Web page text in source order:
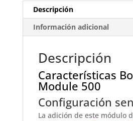
Descripción
Información adicional
Descripción
Características
Module 500
Configuración
La adición de este módulo